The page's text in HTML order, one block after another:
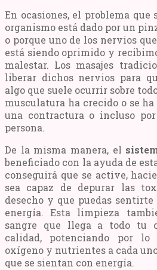
En ocasiones, el problema
organismo está dado por un
o porque uno de los nervios
está siendo oprimido y
malestar. Los masajes
liberar dichos nervios para
algo que suele ocurrir sobre
musculatura ha crecido o se ha
una contractura o incluso
persona.
De la misma manera, el
beneficiado con la ayuda de
conseguirá que se active,
sea capaz de depurar las
desecho y que puedas
energía. Esta limpieza
sangre que llega a todo tu
calidad, potenciando por
oxígeno y nutrientes a cada
que se sientan con energía.